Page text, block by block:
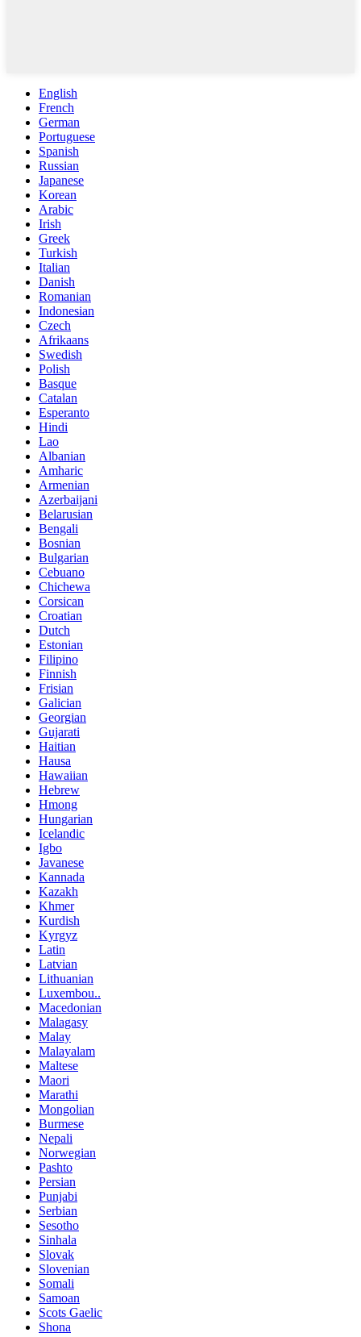
English
French
German
Portuguese
Spanish
Russian
Japanese
Korean
Arabic
Irish
Greek
Turkish
Italian
Danish
Romanian
Indonesian
Czech
Afrikaans
Swedish
Polish
Basque
Catalan
Esperanto
Hindi
Lao
Albanian
Amharic
Armenian
Azerbaijani
Belarusian
Bengali
Bosnian
Bulgarian
Cebuano
Chichewa
Corsican
Croatian
Dutch
Estonian
Filipino
Finnish
Frisian
Galician
Georgian
Gujarati
Haitian
Hausa
Hawaiian
Hebrew
Hmong
Hungarian
Icelandic
Igbo
Javanese
Kannada
Kazakh
Khmer
Kurdish
Kyrgyz
Latin
Latvian
Lithuanian
Luxembou..
Macedonian
Malagasy
Malay
Malayalam
Maltese
Maori
Marathi
Mongolian
Burmese
Nepali
Norwegian
Pashto
Persian
Punjabi
Serbian
Sesotho
Sinhala
Slovak
Slovenian
Somali
Samoan
Scots Gaelic
Shona